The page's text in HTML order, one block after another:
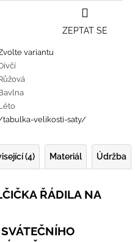
variantu
velikosti-saty/
ZEPTAT SE
(4) Materiál Údržba
ŘÁDILA NA